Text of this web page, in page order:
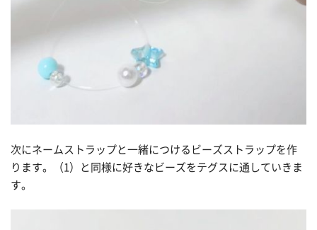
次にネームストラップと一緒につけるビーズストラップを作
ります。（1）と同様に好きなビーズをテグスに通していきま
す。